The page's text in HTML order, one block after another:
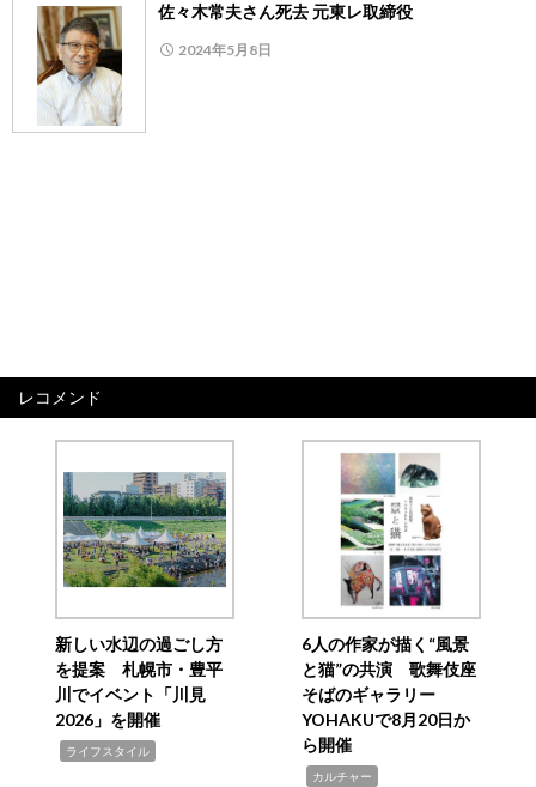
佐々木常夫さん死去 元東レ取締役
2024年5月8日
レコメンド
新しい水辺の過ごし方
を提案 札幌市・豊平
川でイベント「川見
2026」を開催
ライフスタイル
6人の作家が描く“風景
と猫”の共演 歌舞伎座
そばのギャラリー
YOHAKUで8月20日か
ら開催
カルチャー